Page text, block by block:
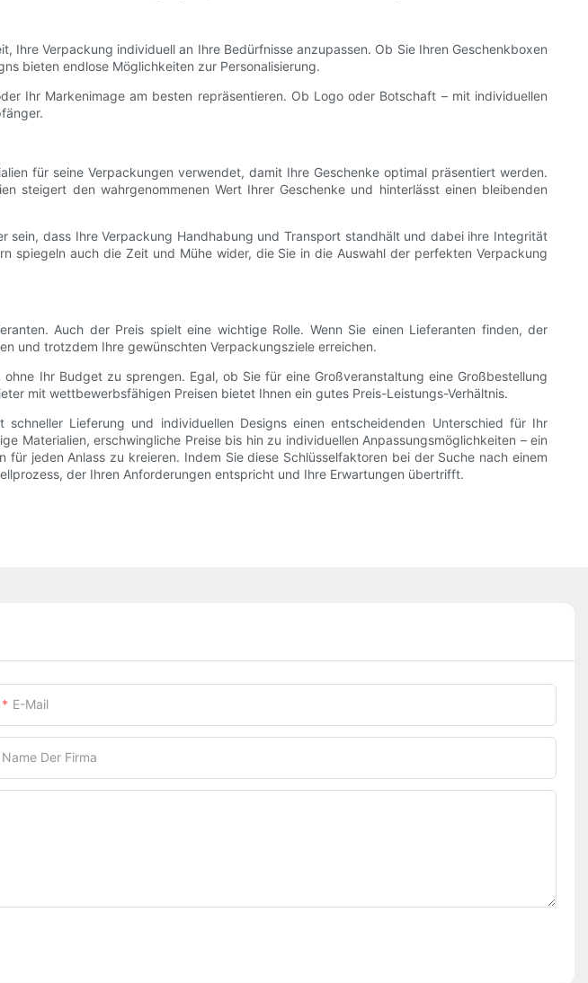
Verpackung individuell an Ihre Bedürfnisse anzupassen. Ob Sie Ihren Geschenkboxen
bieten endlose Möglichkeiten zur Personalisierung.
Ihr Markenimage am besten repräsentieren. Ob Logo oder Botschaft – mit individuellen
für seine Verpackungen verwendet, damit Ihre Geschenke optimal präsentiert werden.
steigert den wahrgenommenen Wert Ihrer Geschenke und hinterlässt einen bleibenden
sein, dass Ihre Verpackung Handhabung und Transport standhält und dabei ihre Integrität
spiegeln auch die Zeit und Mühe wider, die Sie in die Auswahl der perfekten Verpackung
Auch der Preis spielt eine wichtige Rolle. Wenn Sie einen Lieferanten finden, der
und trotzdem Ihre gewünschten Verpackungsziele erreichen.
Ihr Budget zu sprengen. Egal, ob Sie für eine Großveranstaltung eine Großbestellung
mit wettbewerbsfähigen Preisen bietet Ihnen ein gutes Preis-Leistungs-Verhältnis.
Lieferung und individuellen Designs einen entscheidenden Unterschied für Ihr
Materialien, erschwingliche Preise bis hin zu individuellen Anpassungsmöglichkeiten – ein
jeden Anlass zu kreieren. Indem Sie diese Schlüsselfaktoren bei der Suche nach einem
der Ihren Anforderungen entspricht und Ihre Erwartungen übertrifft.
E-Mail
Name Der Firma